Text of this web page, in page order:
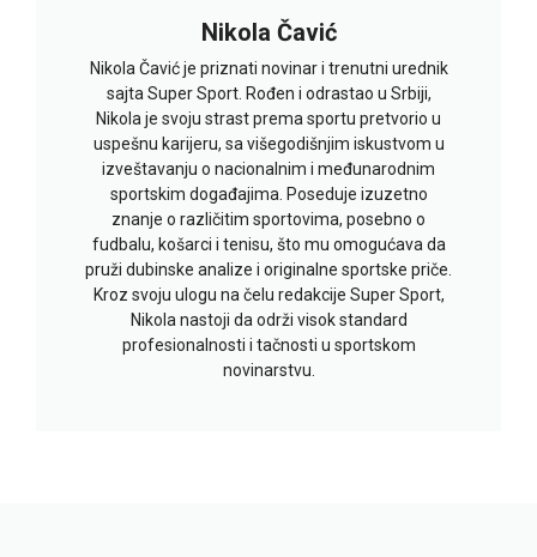
Nikola Čavić
Nikola Čavić je priznati novinar i trenutni urednik
sajta Super Sport. Rođen i odrastao u Srbiji,
Nikola je svoju strast prema sportu pretvorio u
uspešnu karijeru, sa višegodišnjim iskustvom u
izveštavanju o nacionalnim i međunarodnim
sportskim događajima. Poseduje izuzetno
znanje o različitim sportovima, posebno o
fudbalu, košarci i tenisu, što mu omogućava da
pruži dubinske analize i originalne sportske priče.
Kroz svoju ulogu na čelu redakcije Super Sport,
Nikola nastoji da održi visok standard
profesionalnosti i tačnosti u sportskom
novinarstvu.